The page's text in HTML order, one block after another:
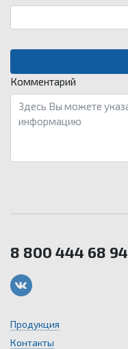
Комментарий
8 800 444 68 94
Продукция
Контакты